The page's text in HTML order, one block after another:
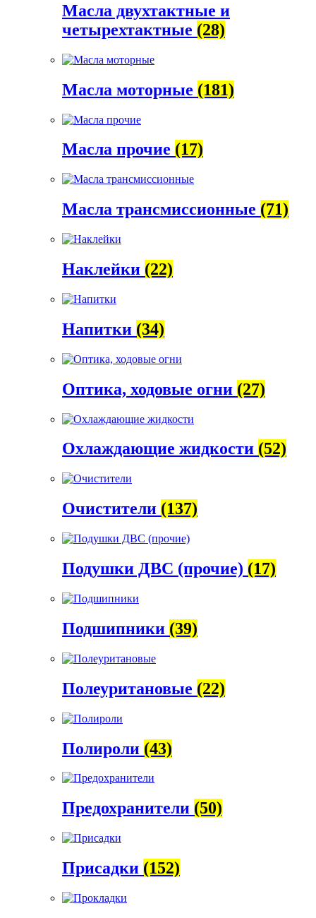
Масла двухтактные и
четырехтактные (28)
Масла моторные (181)
Масла прочие (17)
Масла трансмиссионные (71)
Наклейки (22)
Напитки (34)
Оптика, ходовые огни (27)
Охлаждающие жидкости (52)
Очистители (137)
Подушки ДВС (прочие) (17)
Подшипники (39)
Полеуритановые (22)
Полироли (43)
Предохранители (50)
Присадки (152)